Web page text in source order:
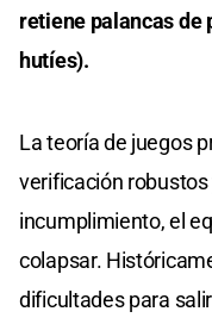
retiene palancas de
hutíes).
La teoría de juegos
verificación
incumplimiento, el
colapsar.
dificultades para